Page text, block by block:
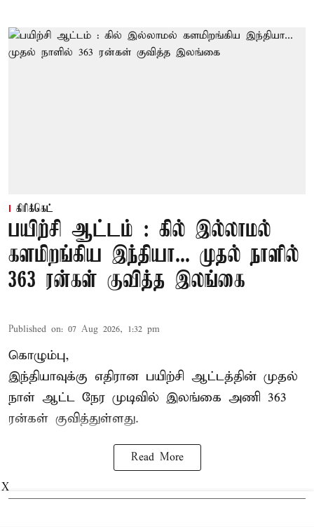
கிரிக்கெட்
பயிற்சி ஆட்டம் : கில் இல்லாமல்
களமிறங்கிய இந்தியா... முதல் நாளில்
363 ரன்கள் குவித்த இலங்கை
Published on: 07 Aug 2026, 1:32 pm
கொழும்பு,
இந்தியாவுக்கு எதிரான பயிற்சி ஆட்டத்தின் முதல்
நாள் ஆட்ட நேர முடிவில் இலங்கை அணி 363
ரன்கள் குவித்துள்ளது.
Read More
X